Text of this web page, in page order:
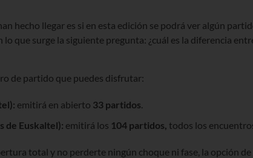
hecho llegar es si en esta edición se podrá ver algún
que surge la siguiente pregunta: ¿cuál es la diferencia
de partido que puedes disfrutar:
emitirá en abierto 33 partidos.
de Euskaltel): emitirá los 104 partidos, todos los
total y no perderte ningún choque ni fase, la opción de